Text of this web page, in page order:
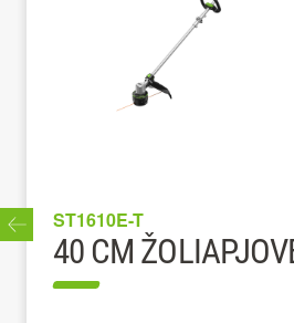
ST1610E-T
40 CM